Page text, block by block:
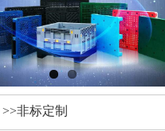
>>非标定制